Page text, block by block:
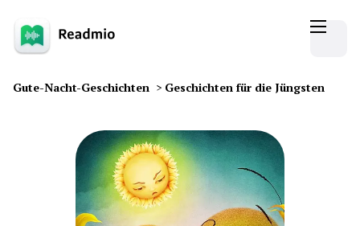
Gute-Nacht-Geschichten > Geschichten für die Jüngsten